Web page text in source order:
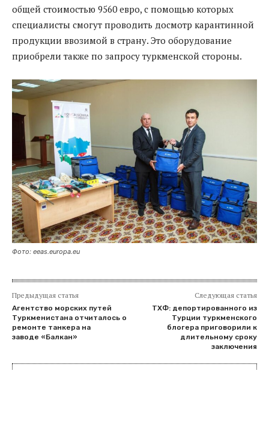
общей стоимостью 9560 евро, с помощью которых
специалисты смогут проводить досмотр карантинной
продукции ввозимой в страну. Это оборудование
приобрели также по запросу туркменской стороны.
Фото: eeas.europa.eu
Предыдущая статья
Агентство морских путей
Туркменистана отчиталось о
ремонте танкера на
заводе «Балкан»
Следующая статья
ТХФ: депортированного из
Турции туркменского
блогера приговорили к
длительному сроку
заключения